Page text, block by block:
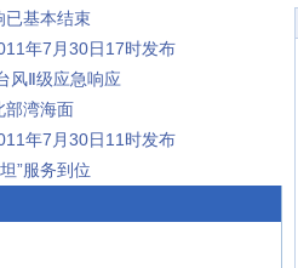
已基本结束
年7月30日17时发布
风Ⅱ级应急响应
部湾海面
年7月30日11时发布
”服务到位